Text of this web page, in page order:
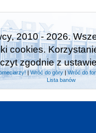
2010 - 2026.
cookies.
zgodnie z
|Wróć do góry| Wróć do
Lista banów